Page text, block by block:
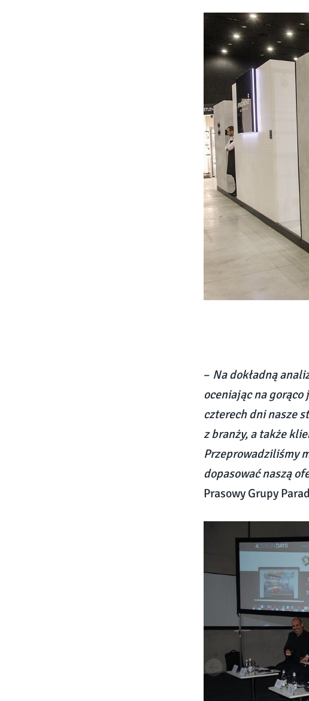
– Na dokładną
oceniając na
czterech dni nasze
z branży, a także
Przeprowadziliśmy
dopasować naszą
Prasowy Grupy